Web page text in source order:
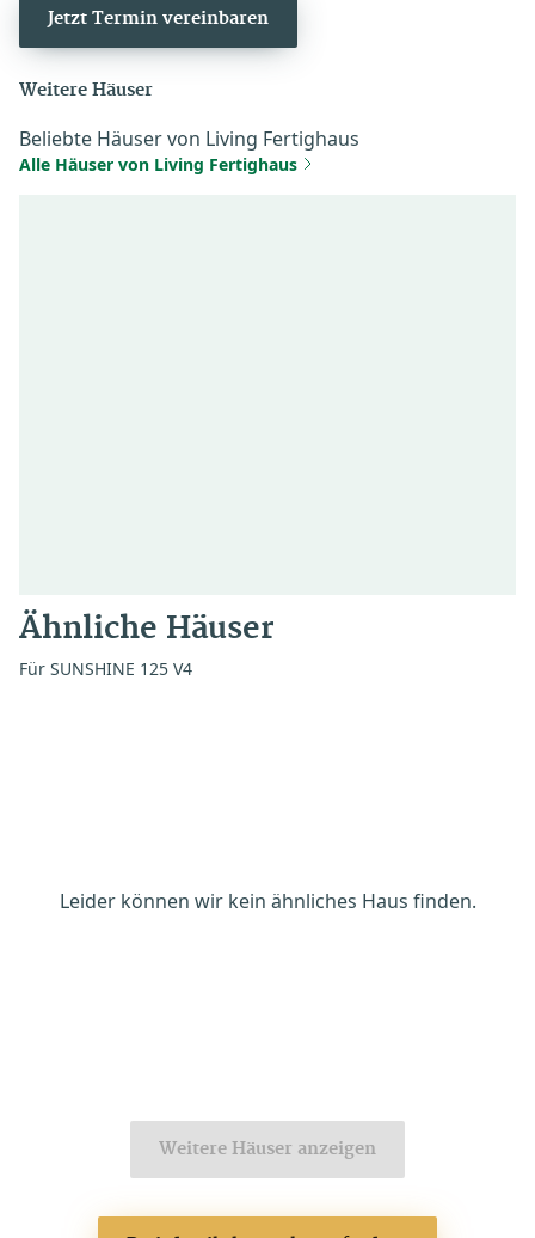
Jetzt Termin vereinbaren
Weitere Häuser
Beliebte Häuser von Living Fertighaus
Alle Häuser von Living Fertighaus
Ähnliche Häuser
Für SUNSHINE 125 V4
Leider können wir kein ähnliches Haus finden.
Weitere Häuser anzeigen